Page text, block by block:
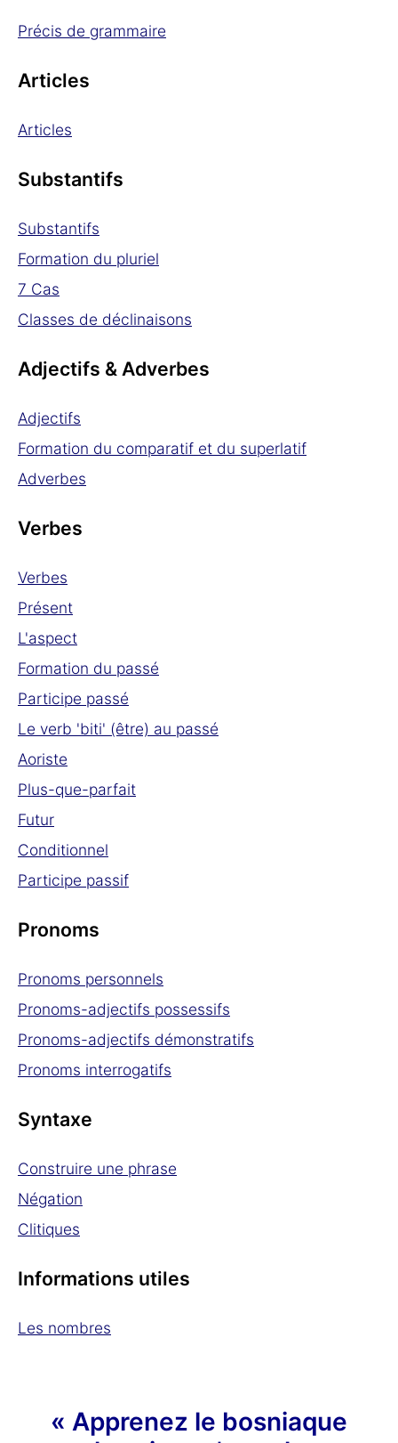
Précis de grammaire
Articles
Articles
Substantifs
Substantifs
Formation du pluriel
7 Cas
Classes de déclinaisons
Adjectifs & Adverbes
Adjectifs
Formation du comparatif et du superlatif
Adverbes
Verbes
Verbes
Présent
L'aspect
Formation du passé
Participe passé
Le verb 'biti' (être) au passé
Aoriste
Plus-que-parfait
Futur
Conditionnel
Participe passif
Pronoms
Pronoms personnels
Pronoms-adjectifs possessifs
Pronoms-adjectifs démonstratifs
Pronoms interrogatifs
Syntaxe
Construire une phrase
Négation
Clitiques
Informations utiles
Les nombres
« Apprenez le bosniaque